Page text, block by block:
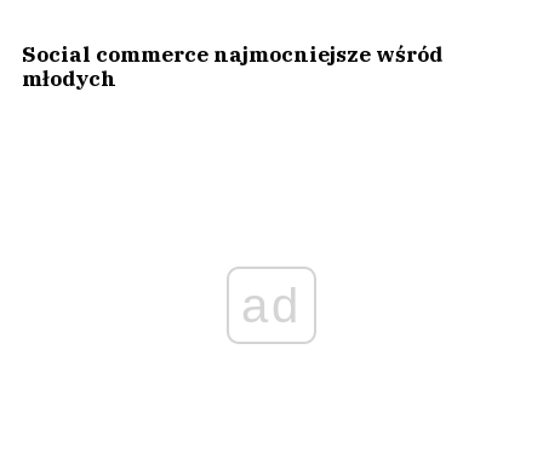
Social commerce najmocniejsze wśród
młodych
ad